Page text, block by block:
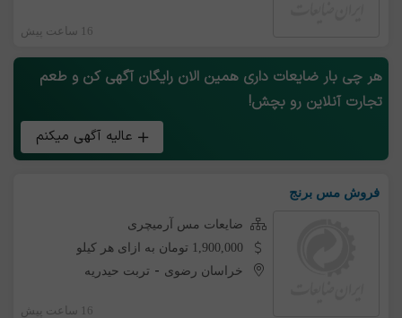
16 ساعت پیش
هر چی بار ضایعات داری همین الان رایگان آگهی کن و طعم
تجارت آنلاین رو بچش!
عالیه آگهی میکنم
فروش مس برنج
ضایعات مس آرمیچری
1,900,000 تومان به ازای هر کیلو
خراسان رضوی - تربت حیدریه
16 ساعت پیش